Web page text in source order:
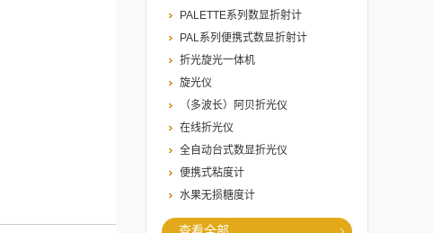
PALETTE系列数显折射计
PAL系列便携式数显折射计
折光旋光一体机
旋光仪
（多波长）阿贝折光仪
在线折光仪
全自动台式数显折光仪
便携式粘度计
水果无损糖度计